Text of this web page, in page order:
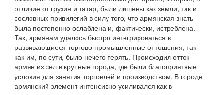
отличие от грузин и татар, были лишены как земли, так и
сословных привилегий в силу того, что армянская знать
была постепенно ослаблена и, фактически, истреблена.
Так, армянам удалось быстро интегрироваться в
развивающиеся торгово-промышленные отношения, так
как им, по сути, было нечего терять. Происходил отток
армян из сел в крупные города, где были благоприятные
условия для занятия торговлей и производством. В городе
армянский элемент интенсивно усиливался как в